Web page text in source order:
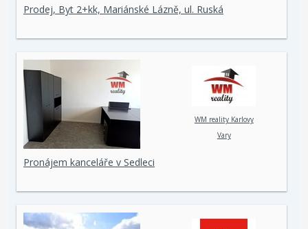
Prodej, Byt 2+kk, Mariánské Lázně, ul. Ruská
WM reality Karlovy
Vary
Pronájem kanceláře v Sedleci